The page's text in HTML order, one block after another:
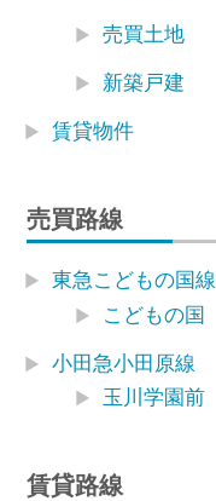
売買土地
新築戸建
賃貸物件
売買路線
東急こどもの国線
こどもの国
小田急小田原線
玉川学園前
賃貸路線